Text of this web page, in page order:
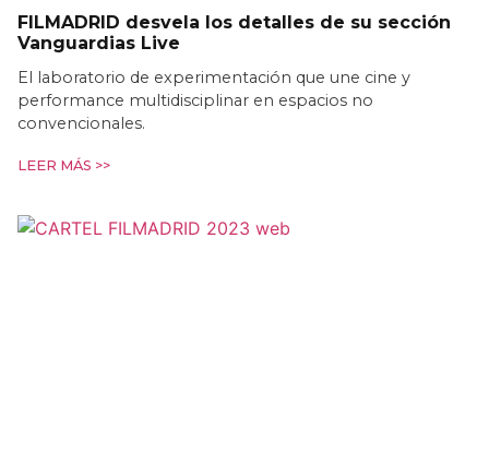
FILMADRID desvela los detalles de su sección
Vanguardias Live
El laboratorio de experimentación que une cine y
performance multidisciplinar en espacios no
convencionales.
LEER MÁS >>